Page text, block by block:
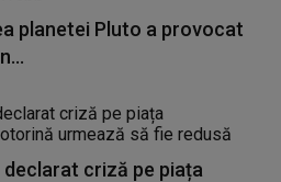
planetei Pluto a provocat
criză pe piața